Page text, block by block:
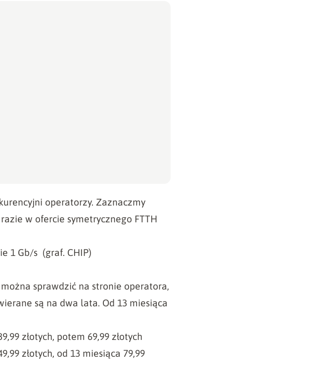
operatorzy. Zaznaczmy
w ofercie symetrycznego FTTH
1 Gb/s (graf. CHIP)
można sprawdzić na stronie operatora,
są na dwa lata. Od 13 miesiąca
złotych, potem 69,99 złotych
złotych, od 13 miesiąca 79,99